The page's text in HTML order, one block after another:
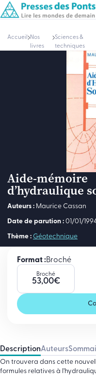
Accueil
Nos
livres
Sciences &
techniques
Aide-mémoire
d’hydraulique
Auteurs : Maurice Cassan
Date de parution : 01/01/
Thème : Géotechnique
Format :Broché
Broché
53,00€
DescriptionAuteurs
On trouvera dans cette
formules relatives à